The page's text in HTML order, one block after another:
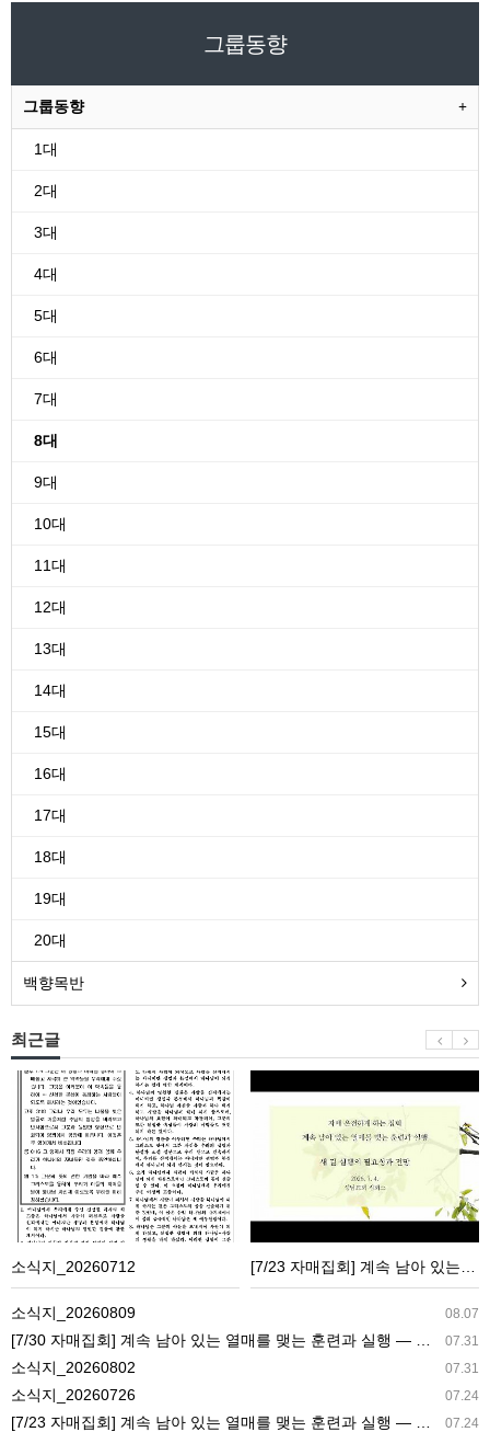
그룹동향
그룹동향
1대
2대
3대
4대
5대
6대
7대
8대
9대
10대
11대
12대
13대
14대
15대
16대
17대
18대
19대
20대
백향목반
최근글
식
_20260712
소식지_20260712
계
속
남
있
매
[7/23 자매집회] 계속 남아 있는 열매를 맺는 훈련과 실행 ― 새 길 실행의 필요성과 전망
08.07
소식지_20260809
07.31
[7/30 자매집회] 계속 남아 있는 열매를 맺는 훈련과 실행 ― 교회생활을 가정으로 가져감
07.31
소식지_20260802
07.24
소식지_20260726
07.24
[7/23 자매집회] 계속 남아 있는 열매를 맺는 훈련과 실행 ― 새 길 실행의 필요성과 전망